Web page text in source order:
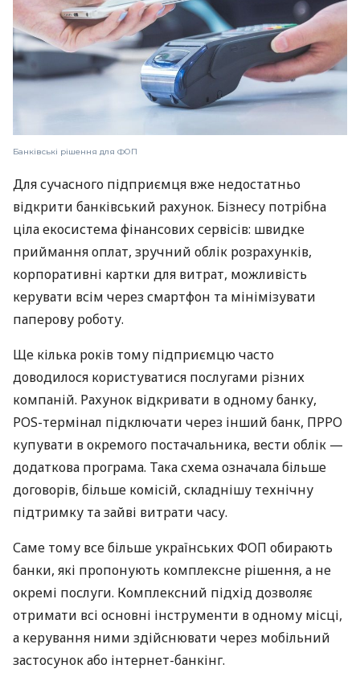
Банківські рішення для ФОП
Для сучасного підприємця вже недостатньо
відкрити банківський рахунок. Бізнесу потрібна
ціла екосистема фінансових сервісів: швидке
приймання оплат, зручний облік розрахунків,
корпоративні картки для витрат, можливість
керувати всім через смартфон та мінімізувати
паперову роботу.
Ще кілька років тому підприємцю часто
доводилося користуватися послугами різних
компаній. Рахунок відкривати в одному банку,
POS-термінал підключати через інший банк, ПРРО
купувати в окремого постачальника, вести облік —
додаткова програма. Така схема означала більше
договорів, більше комісій, складнішу технічну
підтримку та зайві витрати часу.
Саме тому все більше українських ФОП обирають
банки, які пропонують комплексне рішення, а не
окремі послуги. Комплексний підхід дозволяє
отримати всі основні інструменти в одному місці,
а керування ними здійснювати через мобільний
застосунок або інтернет-банкінг.